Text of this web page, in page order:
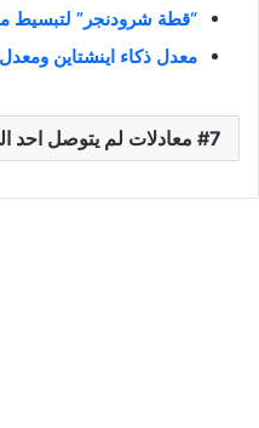
“قطة شرودنجر” لتبسيط
معدل ذكاء اينشتاين
7 معادلات لم يتوصل احد الي حلهم